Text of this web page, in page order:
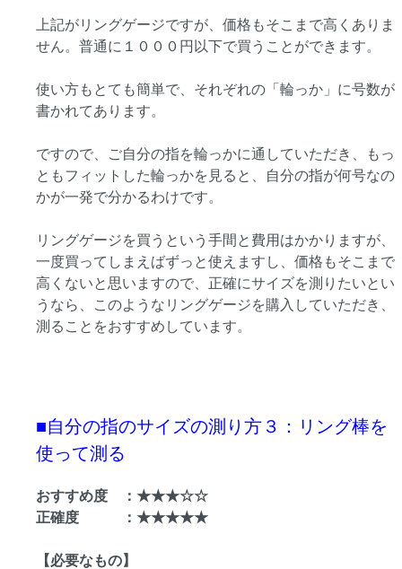
上記がリングゲージですが、価格もそこまで高くありま
せん。普通に１０００円以下で買うことができます。
使い方もとても簡単で、それぞれの「輪っか」に号数が
書かれてあります。
ですので、ご自分の指を輪っかに通していただき、もっ
ともフィットした輪っかを見ると、自分の指が何号なの
かが一発で分かるわけです。
リングゲージを買うという手間と費用はかかりますが、
一度買ってしまえばずっと使えますし、価格もそこまで
高くないと思いますので、正確にサイズを測りたいとい
うなら、このようなリングゲージを購入していただき、
測ることをおすすめしています。
■自分の指のサイズの測り方３：リング棒を
使って測る
おすすめ度 ：★★★☆☆
正確度 ：★★★★★
【必要なもの】